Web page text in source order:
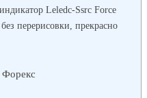
Leledc-Ssrc Force
перерисовки, прекрасно